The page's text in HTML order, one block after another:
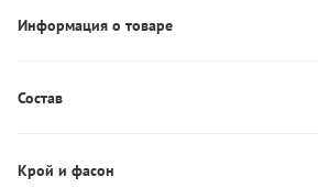
Информация о товаре
Застежка: эластичный пояс
Карманы: два кармана
Состав
Крой и фасон